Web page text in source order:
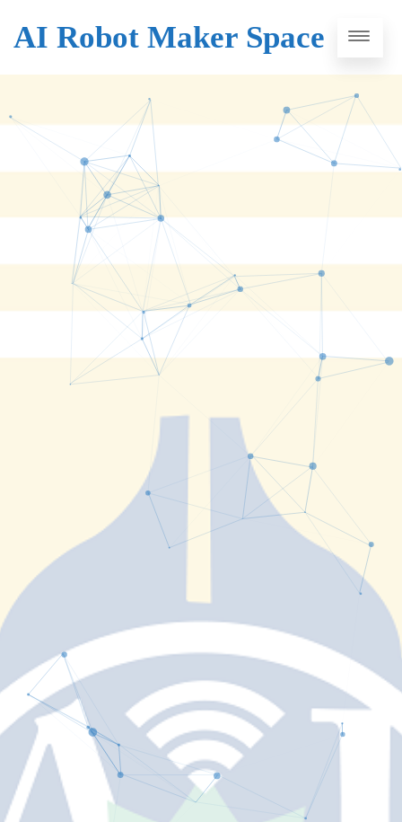
AI Robot Maker Space